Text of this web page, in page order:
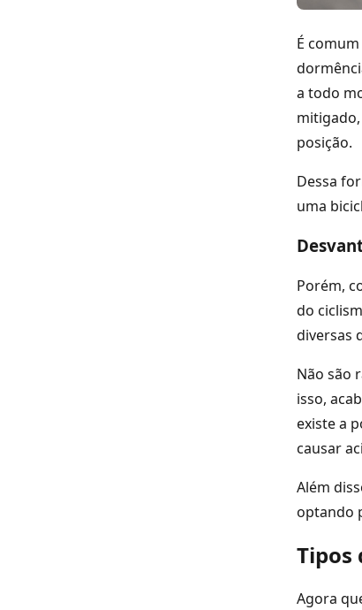
É
a todo
posição.
Dessa
uma
Porém,
do
diversas
Não são
isso,
existe a
causar
Além
optando
Tipos
Agora